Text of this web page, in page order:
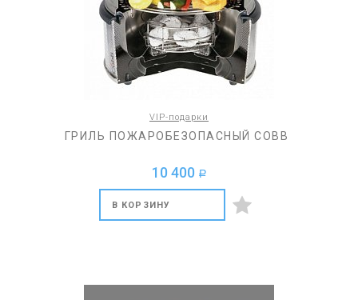
VIP-подарки
ГРИЛЬ ПОЖАРОБЕЗОПАСНЫЙ COBB
10 400 a
В КОРЗИНУ